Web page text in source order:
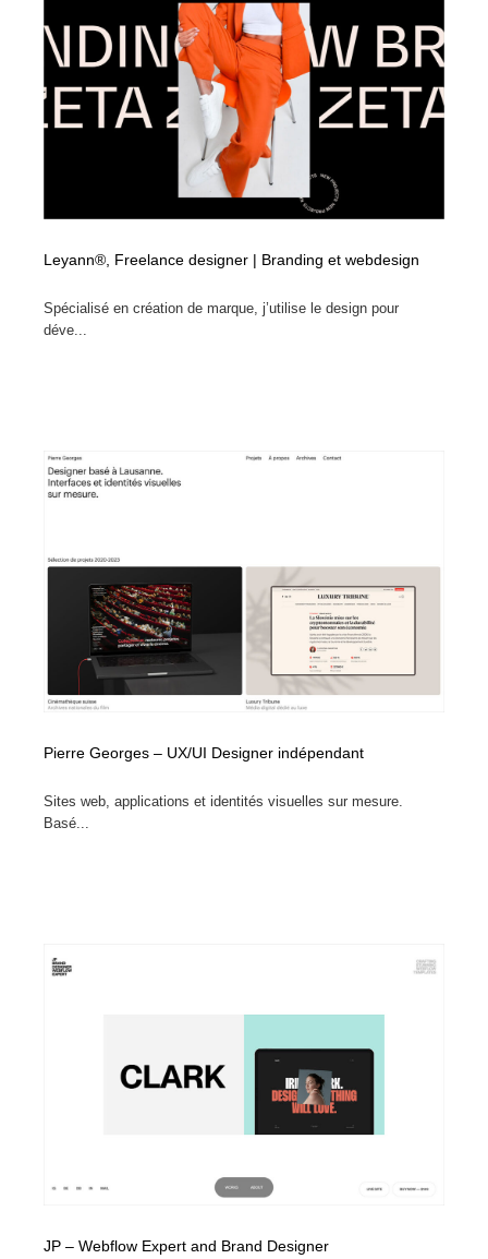
Leyann®, Freelance designer | Branding et webdesign
Spécialisé en création de marque, j’utilise le design pour
déve...
Pierre Georges – UX/UI Designer indépendant
Sites web, applications et identités visuelles sur mesure.
Basé...
JP – Webflow Expert and Brand Designer